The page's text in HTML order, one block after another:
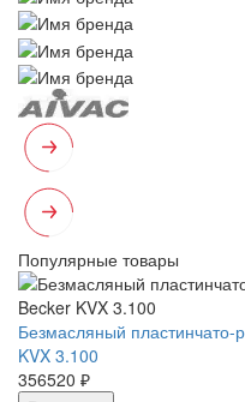
Популярные товары
Безмасляный
KVX 3.100
356520 ₽